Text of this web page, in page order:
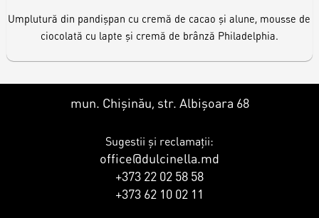
Umplutură din pandișpan cu cremă de cacao și alune, mousse de
ciocolată cu lapte și cremă de brânză Philadelphia.
mun. Chișinău, str. Albișoara 68
Sugestii și reclamații:
office@dulcinella.md
+373 22 02 58 58
+373 62 10 02 11